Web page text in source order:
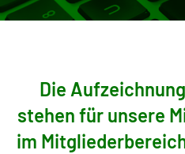
Die
stehen für unsere
im